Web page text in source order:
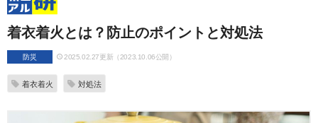
着衣着火とは？防止のポイントと対処法
防災 2025.02.27更新（2023.10.06公開）
着衣着火 対処法